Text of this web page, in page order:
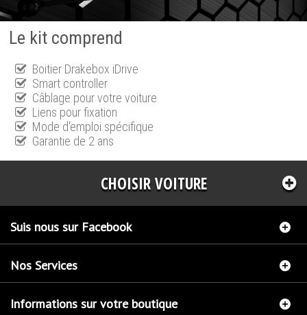
Le kit comprend
Boitier Drakebox iDrive
Smart controller
Câblage pour votre voiture
Liens pour fixation
Mode d'emploi spécifique
Garantie de 2 ans
CHOISIR VOITURE
Suis nous sur Facebook
Nos Services
Informations sur votre boutique